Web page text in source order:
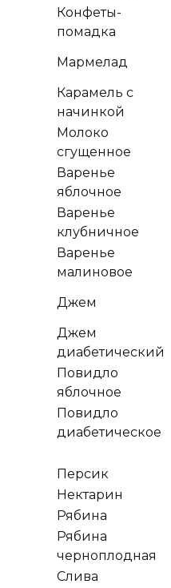
Конфеты-
помадка
Мармелад
Карамель с
начинкой
Молоко
сгущенное
Варенье
яблочное
Варенье
клубничное
Варенье
малиновое
Джем
Джем
диабетический
Повидло
яблочное
Повидло
диабетическое
Персик
Нектарин
Рябина
Рябина
черноплодная
Слива